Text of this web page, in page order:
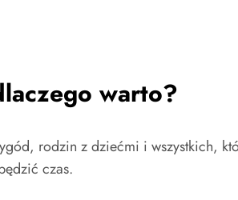
warto?
rodzin z dziećmi i wszystkich,
czas.